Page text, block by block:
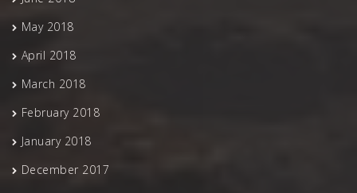
May 2018
April 2018
March 2018
February 2018
January 2018
December 2017